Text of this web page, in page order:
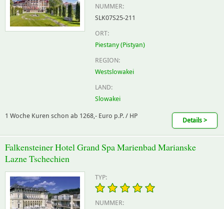
NUMMER:
SLK07S25-211
ORT:
Piestany (Pistyan)
REGION:
Westslowakei
LAND:
Slowakei
1 Woche Kuren schon ab 1268,- Euro p.P. / HP
Details >
Falkensteiner Hotel Grand Spa Marienbad Marianske
Lazne Tschechien
TYP:
NUMMER: